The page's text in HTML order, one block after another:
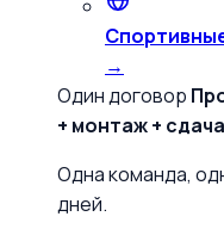
→
Один договор
+ монтаж + сдача
Одна команда,
дней.